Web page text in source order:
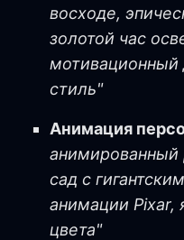
восходе,
золотой час
мотивационный
стиль"
Анимация
сад с
анимации Pixar,
цвета"